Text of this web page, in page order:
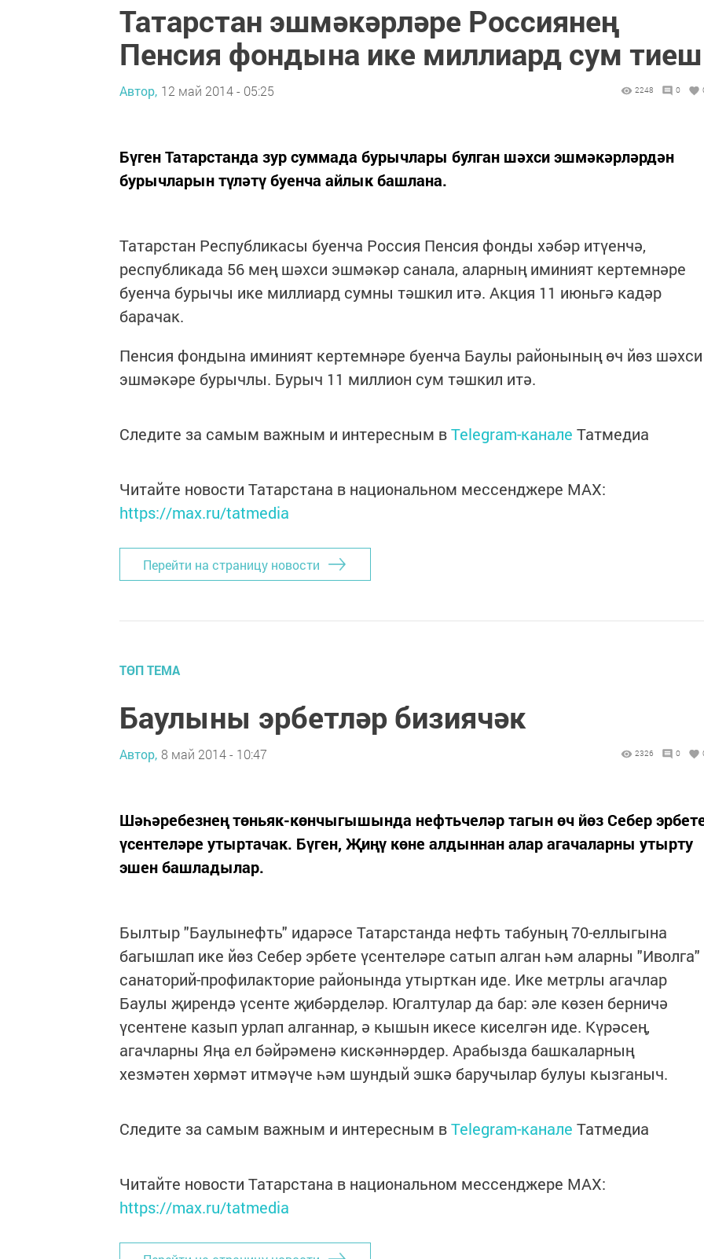
Татарстан эшмәкәрләре Россиянең
Пенсия фондына ике миллиард сум тиеш
Автор, 12 май 2014 - 05:25 2248 0
Бүген Татарстанда зур суммада бурычлары булган шәхси эшмәкәрләрдән
бурычларын түләтү буенча айлык башлана.
Татарстан Республикасы буенча Россия Пенсия фонды хәбәр итүенчә,
республикада 56 мең шәхси эшмәкәр санала, аларның иминият кертемнәре
буенча бурычы ике миллиард сумны тәшкил итә. Акция 11 июньгә кадәр
барачак.
Пенсия фондына иминият кертемнәре буенча Баулы районының өч йөз шәхси
эшмәкәре бурычлы. Бурыч 11 миллион сум тәшкил итә.
Следите за самым важным и интересным вTelegram-канале Татмедиа
Читайте новости Татарстана в национальном мессенджере MАХ:
https://max.ru/tatmedia
Перейти на страницу новости
ТӨП ТЕМА
Баулыны эрбетләр бизиячәк
Автор, 8 май 2014 - 10:47 2326 0
Шәһәребезнең төньяк-көнчыгышында нефтьчеләр тагын өч йөз Себер
үсентеләре утыртачак. Бүген, Җиңү көне алдыннан алар агачаларны утырту
эшен башладылар.
Былтыр "Баулынефть" идарәсе Татарстанда нефть табуның 70-еллыгына
багышлап ике йөз Себер эрбете үсентеләре сатып алган һәм аларны "Иволга"
санаторий-профилакторие районында утырткан иде. Ике метрлы агачлар
Баулы җирендә үсенте җибәрделәр. Югалтулар да бар: әле көзен берничә
үсентене казып урлап алганнар, ә кышын икесе киселгән иде. Күрәсең,
агачларны Яңа ел бәйрәменә кискәннәрдер. Арабызда башкаларның
хезмәтен хөрмәт итмәүче һәм шундый эшкә баручылар булуы кызганыч.
Следите за самым важным и интересным вTelegram-канале Татмедиа
Читайте новости Татарстана в национальном мессенджере MАХ:
https://max.ru/tatmedia